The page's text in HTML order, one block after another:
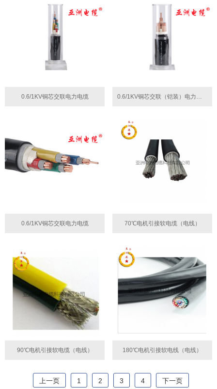
0.6/1KV铜芯交联电力电缆 0.6/1KV铜芯交联（铠装）电力电缆
0.6/1KV铜芯交联电力电缆 70℃电机引接软电缆（电线）
90℃电机引接软电缆（电线） 180℃电机引接软电线（电线）
上一页 1 2 3 4 下一页